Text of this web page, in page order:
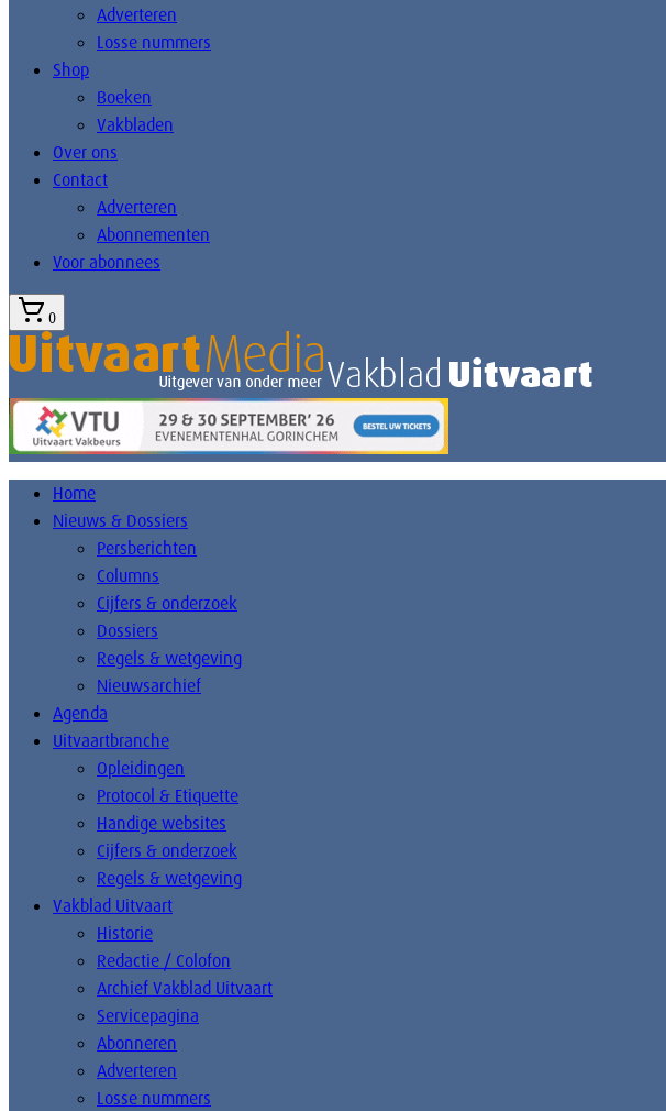
Adverteren
Losse nummers
Shop
Boeken
Vakbladen
Over ons
Contact
Adverteren
Abonnementen
Voor abonnees
0
Home
Nieuws & Dossiers
Persberichten
Columns
Cijfers & onderzoek
Dossiers
Regels & wetgeving
Nieuwsarchief
Agenda
Uitvaartbranche
Opleidingen
Protocol & Etiquette
Handige websites
Cijfers & onderzoek
Regels & wetgeving
Vakblad Uitvaart
Historie
Redactie / Colofon
Archief Vakblad Uitvaart
Servicepagina
Abonneren
Adverteren
Losse nummers